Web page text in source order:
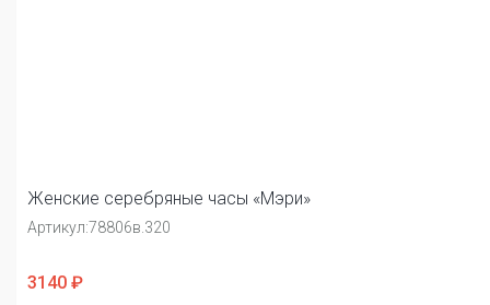
Женские серебряные часы «Мэри»
Артикул:78806в.320
3140 ₽